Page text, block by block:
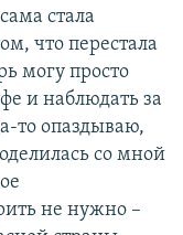
стала
что перестала
могу просто
и наблюдать за
то опаздываю,
со мной
не нужно –